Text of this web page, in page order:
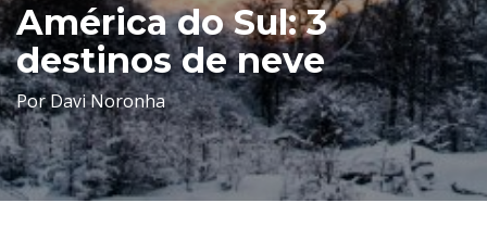
América do Sul: 3
destinos de neve
Por Davi Noronha